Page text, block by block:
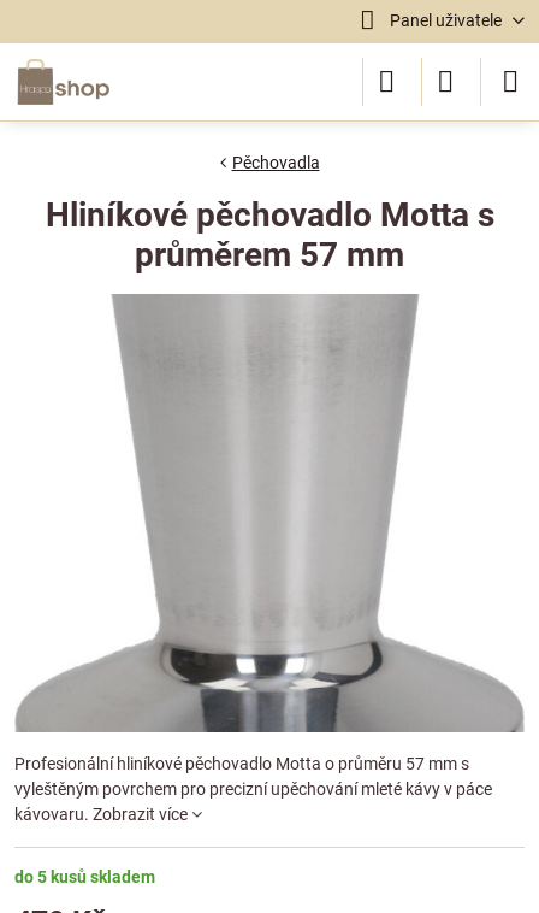
Panel uživatele
Pěchovadla
Hliníkové pěchovadlo Motta s
průměrem 57 mm
Profesionální hliníkové pěchovadlo Motta o průměru 57 mm s
vyleštěným povrchem pro precizní upěchování mleté kávy v páce
kávovaru. Zobrazit více
do 5 kusů skladem